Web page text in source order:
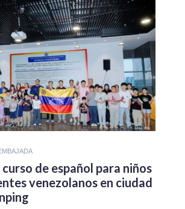
de español para niños
venezolanos en ciudad